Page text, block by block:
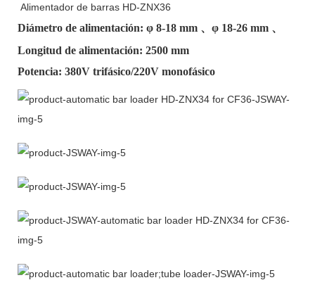
Alimentador de barras HD-ZNX36
Diámetro de alimentación: φ 8-18 mm 、φ 18-26 mm 、
Longitud de alimentación: 2500 mm
Potencia: 380V trifásico/220V monofásico